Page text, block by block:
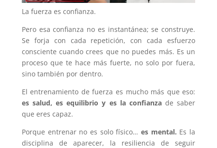
La fuerza es confianza.
Pero esa confianza no es instantánea; se construye.
Se forja con cada repetición, con cada esfuerzo
consciente cuando crees que no puedes más. Es un
proceso que te hace más fuerte, no solo por fuera,
sino también por dentro.
El entrenamiento de fuerza es mucho más que eso:
es salud, es equilibrio y es la confianzade saber
que eres capaz.
Porque entrenar no es solo físico…es mental. Es la
disciplina de aparecer, la resiliencia de seguir